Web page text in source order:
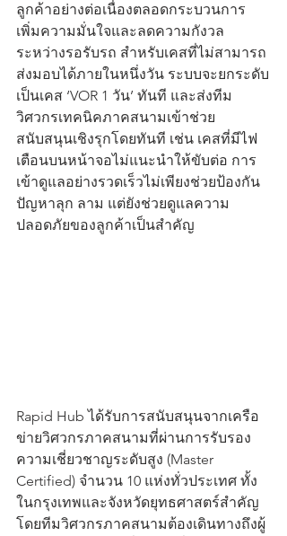
ลูกค้าอย่างต่อเนื่องตลอดกระบวนการ
เพิ่มความมั่นใจและลดความกังวล
ระหว่างรอรับรถ สำหรับเคสที่ไม่สามารถ
ส่งมอบได้ภายในหนึ่งวัน ระบบจะยกระดับ
เป็นเคส ‘VOR 1 วัน’ ทันที และส่งทีม
วิศวกรเทคนิคภาคสนามเข้าช่วย
สนับสนุนเชิงรุกโดยทันที เช่น เคสที่มีไฟ
เตือนบนหน้าจอไม่แนะนำให้ขับต่อ การ
เข้าดูแลอย่างรวดเร็วไม่เพียงช่วยป้องกัน
ปัญหาลุก ลาม แต่ยังช่วยดูแลความ
ปลอดภัยของลูกค้าเป็นสำคัญ
Rapid Hub ได้รับการสนับสนุนจากเครือ
ข่ายวิศวกรภาคสนามที่ผ่านการรับรอง
ความเชี่ยวชาญระดับสูง (Master
Certified) จำนวน 10 แห่งทั่วประเทศ ทั้ง
ในกรุงเทพและจังหวัดยุทธศาสตร์สำคัญ
โดยทีมวิศวกรภาคสนามต้องเดินทางถึงผู้